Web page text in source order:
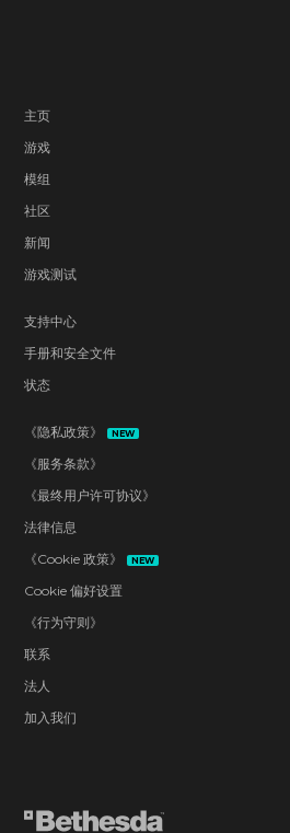
主页
游戏
模组
社区
新闻
游戏测试
支持中心
手册和安全文件
状态
《隐私政策》 NEW
《服务条款》
《最终用户许可协议》
法律信息
《Cookie 政策》
NEW
Cookie 偏好设置
《行为守则》
联系
法人
加入我们